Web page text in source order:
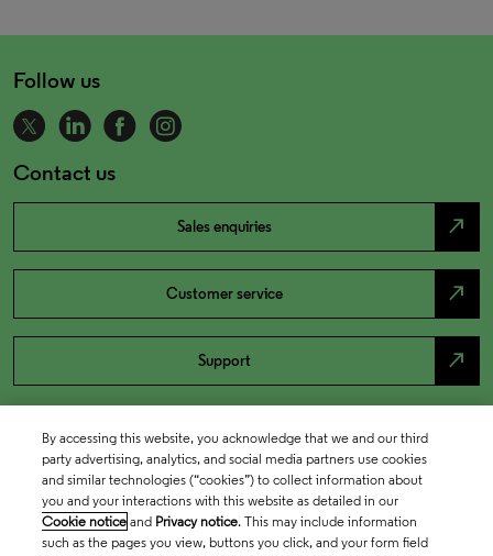
Follow us
Contact us
Sales enquiries north_east
Customer service north_east
Support north_east
By accessing this website, you acknowledge that we and our third
party advertising, analytics, and social media partners use cookies
and similar technologies (“cookies”) to collect information about
you and your interactions with this website as detailed in our
Cookie notice and Privacy notice. This may include information
such as the pages you view, buttons you click, and your form field